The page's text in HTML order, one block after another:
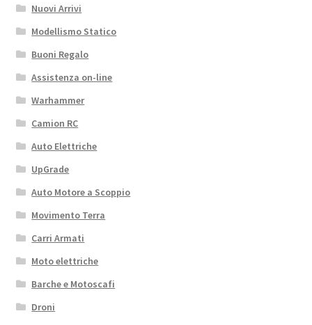
Nuovi Arrivi
Modellismo Statico
Buoni Regalo
Assistenza on-line
Warhammer
Camion RC
Auto Elettriche
UpGrade
Auto Motore a Scoppio
Movimento Terra
Carri Armati
Moto elettriche
Barche e Motoscafi
Droni